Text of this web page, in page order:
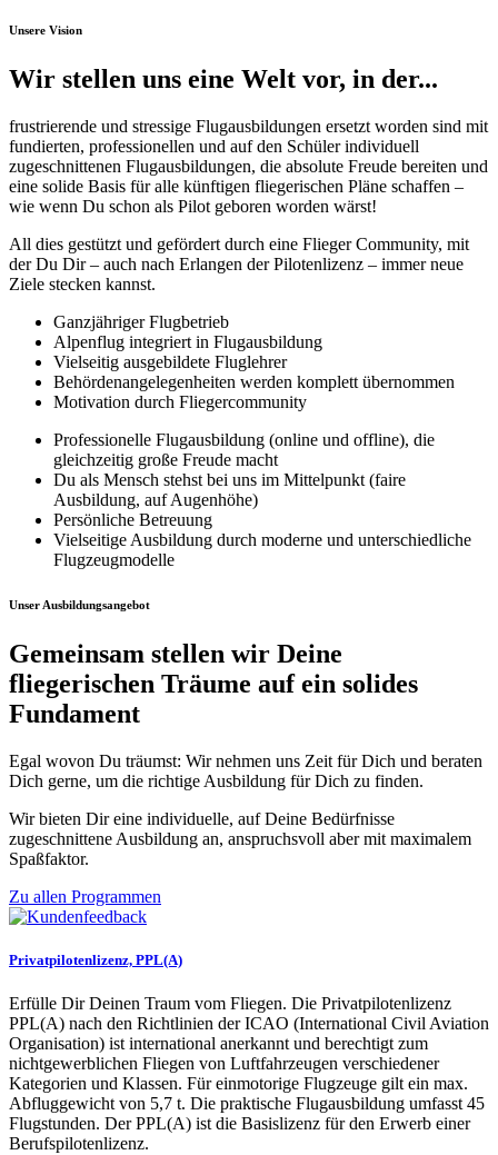
Unsere Vision
Wir stellen uns eine Welt vor, in der...
frustrierende und stressige Flugausbildungen ersetzt worden sind mit
fundierten, professionellen und auf den Schüler individuell
zugeschnittenen Flugausbildungen, die absolute Freude bereiten und
eine solide Basis für alle künftigen fliegerischen Pläne schaffen –
wie wenn Du schon als Pilot geboren worden wärst!
All dies gestützt und gefördert durch eine Flieger Community, mit
der Du Dir – auch nach Erlangen der Pilotenlizenz – immer neue
Ziele stecken kannst.
Ganzjähriger Flugbetrieb
Alpenflug integriert in Flugausbildung
Vielseitig ausgebildete Fluglehrer
Behördenangelegenheiten werden komplett übernommen
Motivation durch Fliegercommunity
Professionelle Flugausbildung (online und offline), die
gleichzeitig große Freude macht
Du als Mensch stehst bei uns im Mittelpunkt (faire
Ausbildung, auf Augenhöhe)
Persönliche Betreuung
Vielseitige Ausbildung durch moderne und unterschiedliche
Flugzeugmodelle
Unser Ausbildungsangebot
Gemeinsam stellen wir Deine
fliegerischen Träume auf ein solides
Fundament
Egal wovon Du träumst: Wir nehmen uns Zeit für Dich und beraten
Dich gerne, um die richtige Ausbildung für Dich zu finden.
Wir bieten Dir eine individuelle, auf Deine Bedürfnisse
zugeschnittene Ausbildung an, anspruchsvoll aber mit maximalem
Spaßfaktor.
Zu allen Programmen
Privatpilotenlizenz, PPL(A)
Erfülle Dir Deinen Traum vom Fliegen. Die Privatpilotenlizenz
PPL(A) nach den Richtlinien der ICAO (International Civil Aviation
Organisation) ist international anerkannt und berechtigt zum
nichtgewerblichen Fliegen von Luftfahrzeugen verschiedener
Kategorien und Klassen. Für einmotorige Flugzeuge gilt ein max.
Abfluggewicht von 5,7 t. Die praktische Flugausbildung umfasst 45
Flugstunden. Der PPL(A) ist die Basislizenz für den Erwerb einer
Berufspilotenlizenz.